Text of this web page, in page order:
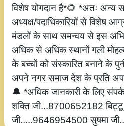
विशेष योगदान है*🌻 *अतः अन्य
अध्यक्ष/पदाधिकारियों से विशेष
मंडलों के साथ समन्वय से इस
अधिक से अधिक स्थानों गली
के बच्चों को संस्कारित बनाने के
अपने नगर समाज देश के प्रति अपने
🔔 *अधिक जानकारी के लिए
शक्ति जी...8700652182
जी.....9646954500 सुषमा